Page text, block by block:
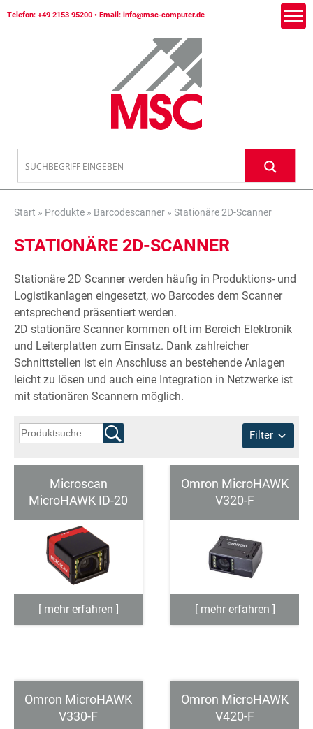
Telefon: +49 2153 95200 • Email: info@msc-computer.de
Start » Produkte » Barcodescanner » Stationäre 2D-Scanner
STATIONÄRE 2D-SCANNER
Stationäre 2D Scanner werden häufig in Produktions- und
Logistikanlagen eingesetzt, wo Barcodes dem Scanner
entsprechend präsentiert werden.
2D stationäre Scanner kommen oft im Bereich Elektronik
und Leiterplatten zum Einsatz. Dank zahlreicher
Schnittstellen ist ein Anschluss an bestehende Anlagen
leicht zu lösen und auch eine Integration in Netzwerke ist
mit stationären Scannern möglich.
Filter
Microscan
MicroHAWK ID-20
Omron MicroHAWK
V320-F
Omron MicroHAWK
V330-F
Omron MicroHAWK
V420-F